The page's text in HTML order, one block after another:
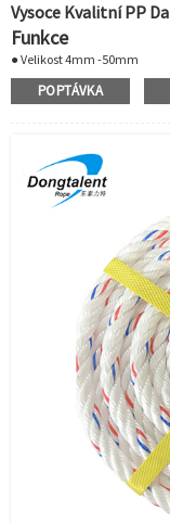
Vysoce Kvalitní PP
Funkce
● Velikost 4mm -50mm
● Barva světle modrá s
● Prémiová třída
● Plave a lze jej skladovat
● Bod tání:165°C
● Dobrá odolnost vůči
POPTÁVKA